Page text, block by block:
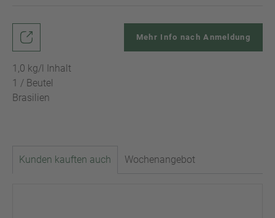
1,0 kg/l Inhalt
1 / Beutel
Brasilien
Mehr Info nach Anmeldung
Kunden kauften auch Wochenangebot